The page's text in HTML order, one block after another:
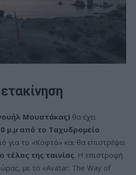
Μουστάκας) θα έχει
μ.μ από το Ταχυδρομείο
για το «Κοφτό» και θα επιστρέψει
τέλος της ταινίας. H επιστροφή
με το «Avatar: The Way of